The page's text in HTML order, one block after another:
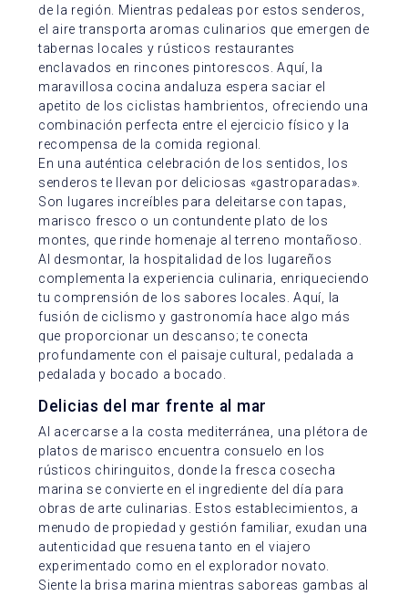
de la región. Mientras pedaleas por estos senderos,
el aire transporta aromas culinarios que emergen de
tabernas locales y rústicos restaurantes
enclavados en rincones pintorescos. Aquí, la
maravillosa cocina andaluza espera saciar el
apetito de los ciclistas hambrientos, ofreciendo una
combinación perfecta entre el ejercicio físico y la
recompensa de la comida regional.
En una auténtica celebración de los sentidos, los
senderos te llevan por deliciosas «gastroparadas».
Son lugares increíbles para deleitarse con tapas,
marisco fresco o un contundente plato de los
montes, que rinde homenaje al terreno montañoso.
Al desmontar, la hospitalidad de los lugareños
complementa la experiencia culinaria, enriqueciendo
tu comprensión de los sabores locales. Aquí, la
fusión de ciclismo y gastronomía hace algo más
que proporcionar un descanso; te conecta
profundamente con el paisaje cultural, pedalada a
pedalada y bocado a bocado.
Delicias del mar frente al mar
Al acercarse a la costa mediterránea, una plétora de
platos de marisco encuentra consuelo en los
rústicos chiringuitos, donde la fresca cosecha
marina se convierte en el ingrediente del día para
obras de arte culinarias. Estos establecimientos, a
menudo de propiedad y gestión familiar, exudan una
autenticidad que resuena tanto en el viajero
experimentado como en el explorador novato.
Siente la brisa marina mientras saboreas gambas al